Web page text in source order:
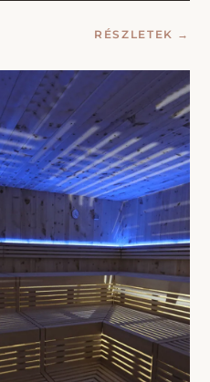
RÉSZLETEK →